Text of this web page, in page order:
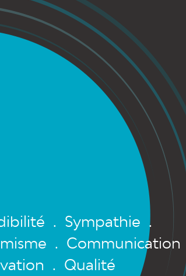
une référence sur
métalliques, par la
le savoir-faire de nos